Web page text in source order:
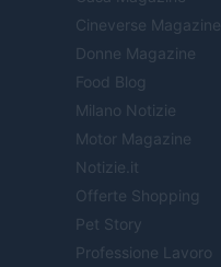
Cineverse Magazine
Donne Magazine
Food Blog
Milano Notizie
Motor Magazine
Notizie.it
Offerte Shopping
Pet Story
Professione Lavoro